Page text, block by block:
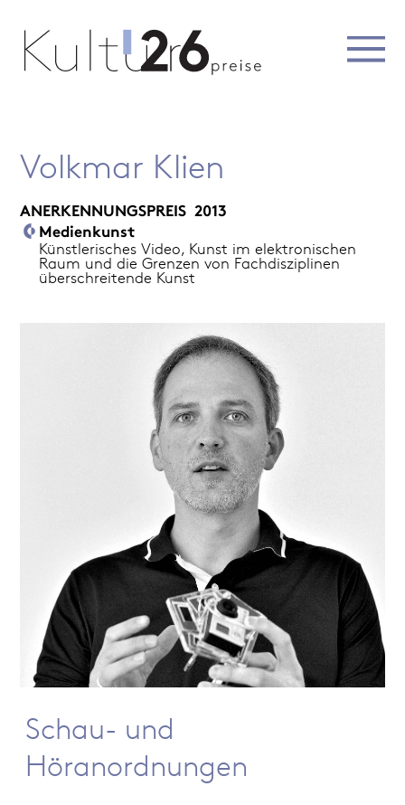
Volkmar Klien
ANERKENNUNGSPREIS 2013
Medienkunst
Künstlerisches Video, Kunst im elektronischen
Raum und die Grenzen von Fachdisziplinen
überschreitende Kunst
Schau- und
Höranordnungen